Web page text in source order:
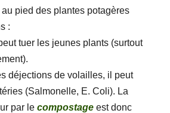
pied des plantes potagères
:
tuer les jeunes plants (surtout
déjections de volailles, il peut
(Salmonelle, E. Coli). La
par le compostageest donc